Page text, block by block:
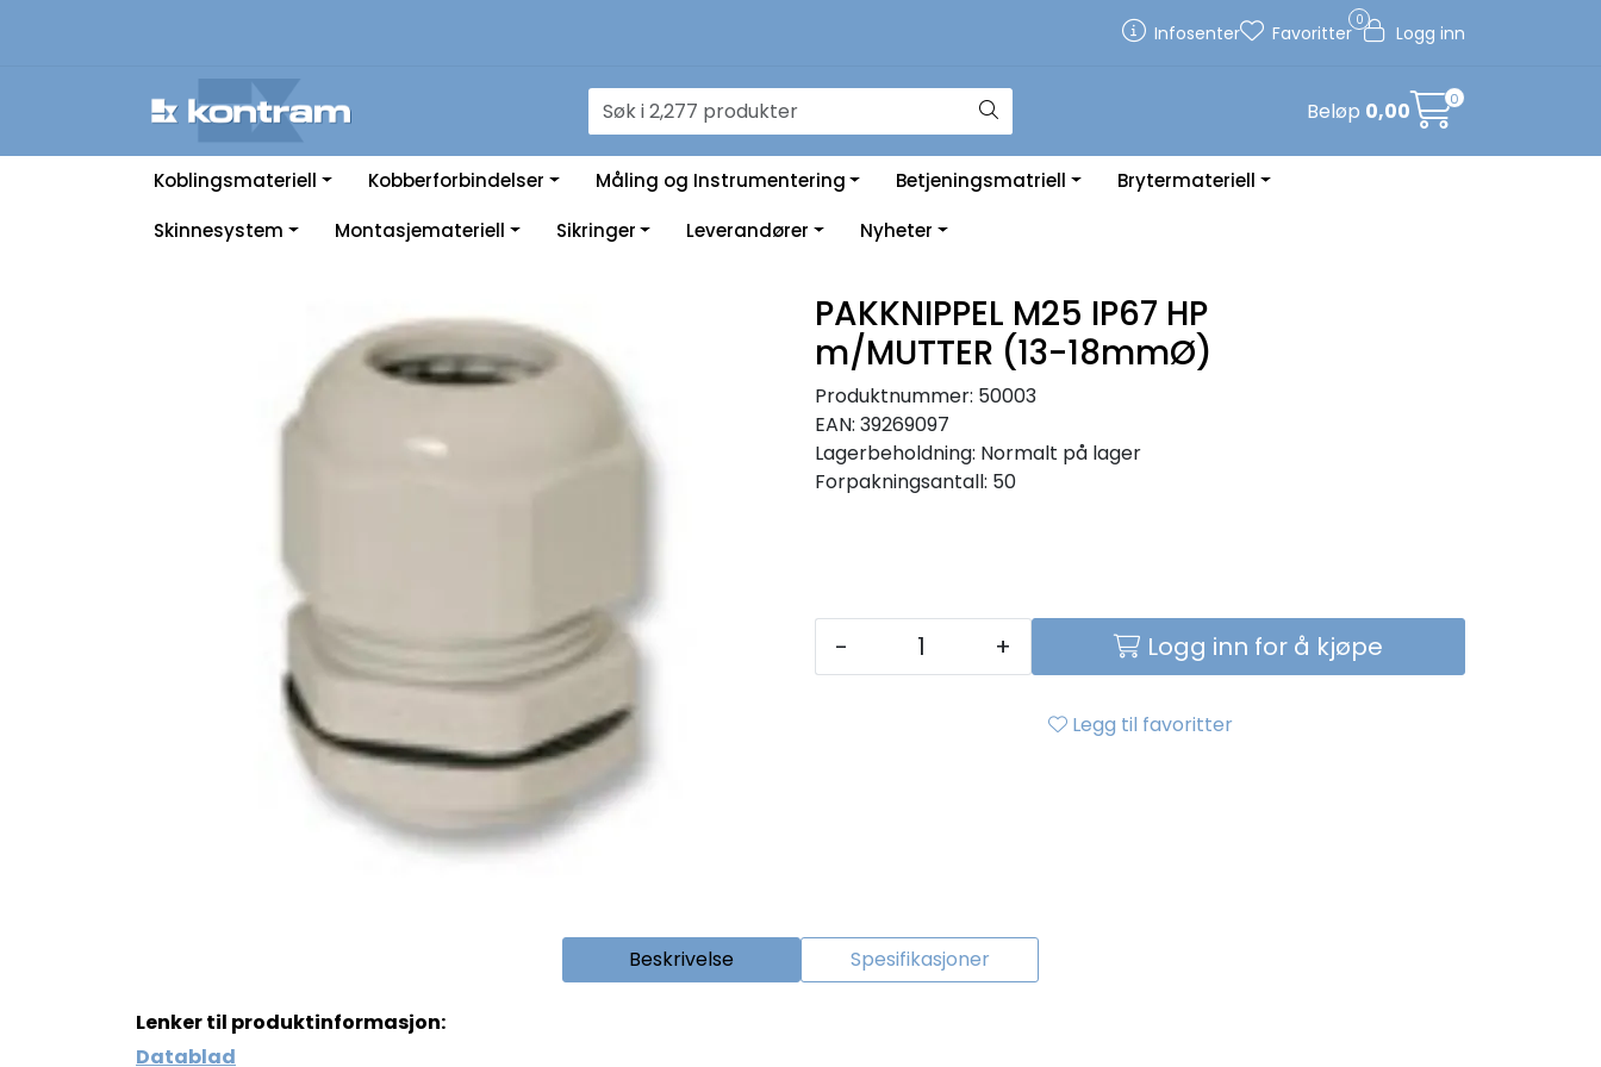
Infosenter
0
Favoritter Logg inn
Beløp 0,00 0
Koblingsmateriell Kobberforbindelser Måling og Instrumentering Betjeningsmatriell
Brytermateriell
Skinnesystem
Montasjemateriell Sikringer Leverandører Nyheter
PAKKNIPPEL M25 IP67 HP
m/MUTTER (13-18mmØ)
Produktnummer: 50003
EAN: 39269097
Lagerbeholdning: Normalt på lager
Forpakningsantall: 50
- + Logg inn for å kjøpe
Legg til favoritter
Beskrivelse Spesifikasjoner
Lenker til produktinformasjon:
Datablad